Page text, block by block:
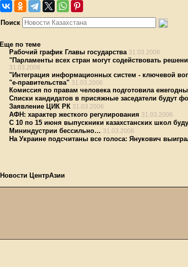
Поиск
Еще по теме
Рабочий график Главы государства 31.03.2006
"Парламенты всех стран могут содействовать
31.03.2006
"Интеграция информационных систем - ключевой
"е-правительства" 31.03.2006
Комиссия по правам человека подготовила
Списки кандидатов в присяжные заседатели будут
Заявление ЦИК РК 31.03.2006
АФН: характер жесткого регулирования 31.03.2006
С 10 по 15 июня выпускники казахстанских школ
Мининдустрии бессильно… 31.03.2006
На Украине подсчитаны все голоса: Янукович
Новости ЦентрАзии